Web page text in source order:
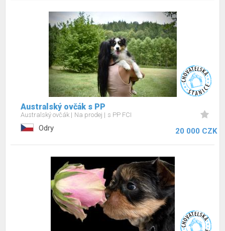
Australský ovčák s PP
Australský ovčák Na prodej s PP FCI
Odry 20 000 CZK